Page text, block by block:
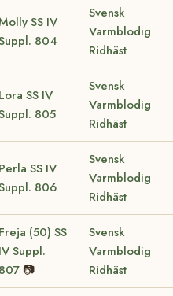
SS IV
804
Svensk
Varmblodig
Ridhäst
Lora SS IV
805
Svensk
Varmblodig
Ridhäst
Perla SS IV
806
Svensk
Varmblodig
Ridhäst
Freja (50) SS
IV Suppl.
807 📷
Svensk
Varmblodig
Ridhäst